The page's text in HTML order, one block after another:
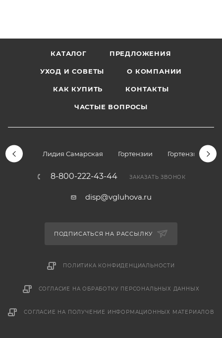
КАТАЛОГ ПРЕДЛОЖЕНИЯ
УХОД И СОВЕТЫ О КОМПАНИИ
КАК КУПИТЬ КОНТАКТЫ
ЧАСТЫЕ ВОПРОСЫ
Лидия Самарская Гортензии Гортензии
8-800-222-43-44 ЗАКАЗАТЬ ЗВОНОК
disp@vgluhova.ru
ПОДПИСАТЬСЯ НА РАССЫЛКУ
ПОЛИТИКА КОНФИДЕНЦИАЛЬНОСТИ
СОГЛАСИЕ НА ОБРАБОТКУ ПЕРСОНАЛЬНЫХ ДАННЫХ
СОГЛАСИЕ НА ПОЛУЧЕНИЕ ИНФОРМАЦИОННЫХ МАТЕРИАЛОВ